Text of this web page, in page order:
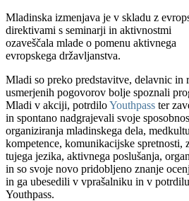
Mladinska izmenjava je v skladu z
direktivami s seminarji in aktivnostmi
ozaveščala mlade o pomenu aktivnega
evropskega državljanstva.
Mladi so preko predstavitve, delavnic in
usmerjenih pogovorov bolje spoznali
Mladi v akciji, potrdiloYouthpass ter
in spontano nadgrajevali svoje
organiziranja mladinskega dela,
kompetence, komunikacijske spretnosti,
tujega jezika, aktivnega poslušanja,
in so svoje novo pridobljeno znanje
in ga ubesedili v vprašalniku in v potrdilu
Youthpass.